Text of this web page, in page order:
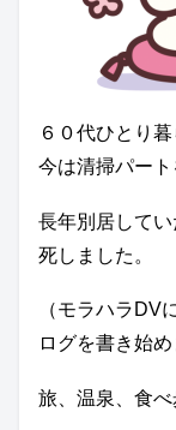
６０代ひとり
今は清掃パート
長年別居して
死しました。
（モラハラDV
ログを書き始め
旅、温泉、食